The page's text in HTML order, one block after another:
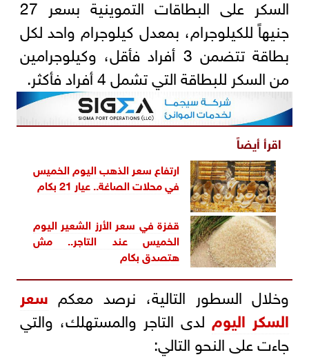
السكر على البطاقات التموينية بسعر 27
جنيهاً للكيلوجرام، بمعدل كيلوجرام واحد لكل
بطاقة تتضمن 3 أفراد فأقل، وكيلوجرامين
من السكر للبطاقة التي تشمل 4 أفراد فأكثر.
اقرأ أيضاً
ارتفاع سعر الذهب اليوم الخميس
في محلات الصاغة.. عيار 21 بكام
قفزة في سعر الأرز الشعير اليوم
الخميس عند التاجر.. مش
هتصدق بكام
وخلال السطور التالية، نرصد معكم سعر
السكر اليوم لدى التاجر والمستهلك، والتي
جاءت على النحو التالي: